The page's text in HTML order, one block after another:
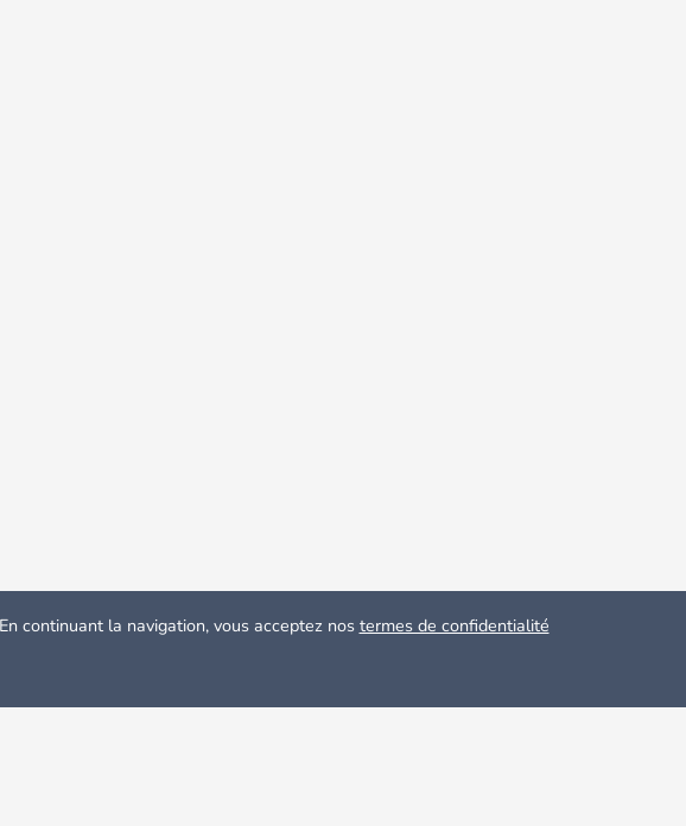
continuant la navigation, vous acceptez nos termes de confidentialité